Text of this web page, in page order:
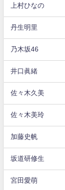
上村ひなの
丹生明里
乃木坂46
井口眞緒
佐々木久美
佐々木美玲
加藤史帆
坂道研修生
宮田愛萌